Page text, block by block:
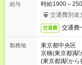
給与
時給1900～
交通費別途
交通費 交通費
勤務地
東京都中央区
京橋(東京都)駅
(東京都)駅から